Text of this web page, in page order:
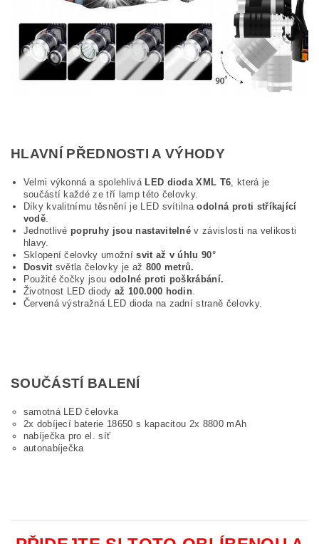
HLAVNÍ PŘEDNOSTI A VÝHODY
Velmi výkonná a spolehlivá LED dioda XML T6, která je
součástí každé ze tří lamp této čelovky.
Díky kvalitnímu těsnění je LED svítilnaodolná proti stříkající
vodě.
Jednotlivé popruhy jsou nastavitelné v závislosti na velikosti
hlavy.
Sklopení čelovky umožnísvit až v úhlu 90°
Dosvitsvětla čelovky je až 800 metrů.
Použité čočky jsou odolné proti poškrábání.
Životnost LED diody až 100.000 hodin.
Červená výstražná LED dioda na zadní straně čelovky.
SOUČÁSTÍ BALENÍ
samotná LED čelovka
2x dobíjecí baterie 18650 s kapacitou 2x 8800 mAh
nabíječka pro el. síť
autonabíječka